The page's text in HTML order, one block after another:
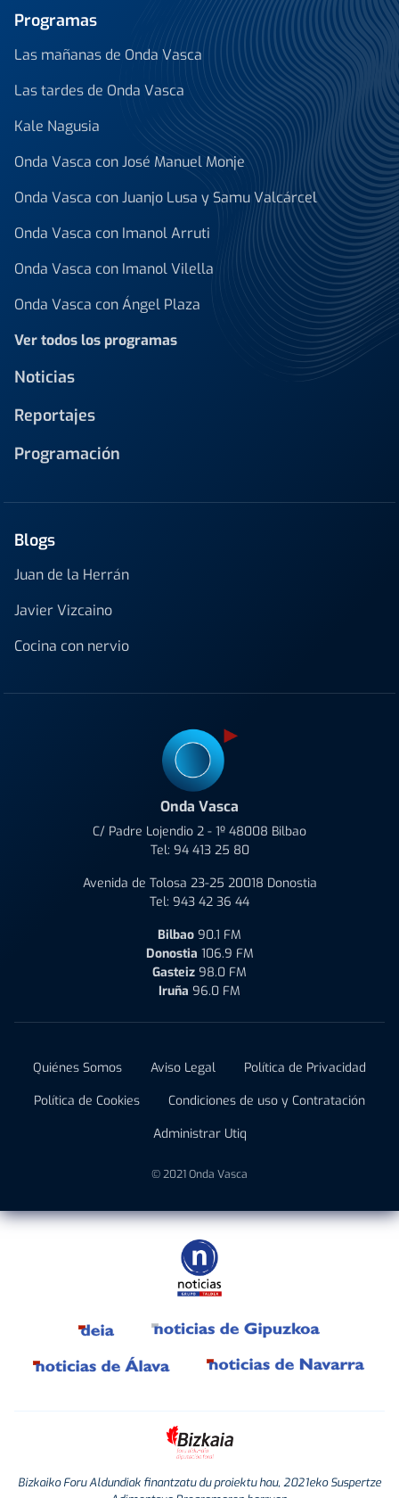
Programas
Las mañanas de Onda Vasca
Las tardes de Onda Vasca
Kale Nagusia
Onda Vasca con José Manuel Monje
Onda Vasca con Juanjo Lusa y Samu Valcárcel
Onda Vasca con Imanol Arruti
Onda Vasca con Imanol Vilella
Onda Vasca con Ángel Plaza
Ver todos los programas
Noticias
Reportajes
Programación
Blogs
Juan de la Herrán
Javier Vizcaino
Cocina con nervio
Onda Vasca
C/ Padre Lojendio 2 - 1º 48008 Bilbao
Tel: 94 413 25 80
Avenida de Tolosa 23-25 20018 Donostia
Tel: 943 42 36 44
Bilbao 90.1 FM
Donostia 106.9 FM
Gasteiz 98.0 FM
Iruña 96.0 FM
Quiénes Somos Aviso Legal
Política de Privacidad
Política de Cookies
Condiciones de uso y Contratación
Administrar Utiq
© 2021 Onda Vasca
Bizkaiko Foru Aldundiak finantzatu du proiektu hau, 2021eko Suspertze